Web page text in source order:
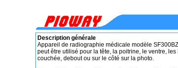
Description générale
Appareil de radiographie médicale modèle
peut être utilisé pour la tête, la poitrine, le ventre,
couchée, debout ou sur le côté sur la photo.